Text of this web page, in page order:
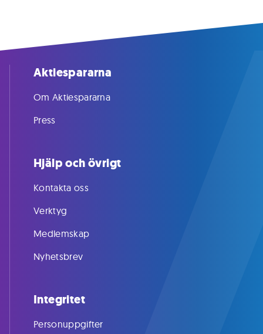
Aktiespararna
Om Aktiespararna
Press
Hjälp och övrigt
Kontakta oss
Verktyg
Medlemskap
Nyhetsbrev
Integritet
Personuppgifter